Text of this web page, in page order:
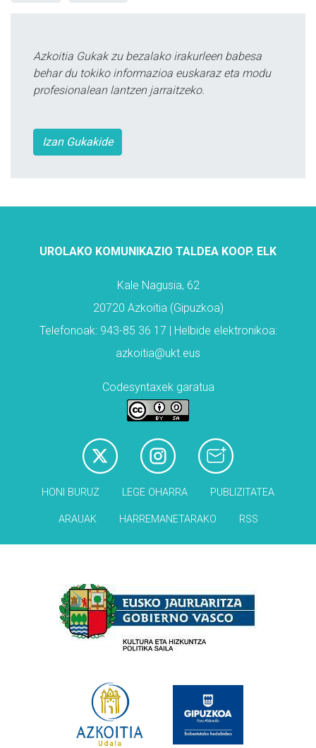
Azkoitia Gukak zu bezalako irakurleen babesa
behar du tokiko informazioa euskaraz eta modu
profesionalean lantzen jarraitzeko.
Izan Gukakide
UROLAKO KOMUNIKAZIO TALDEA KOOP. ELK
Kale Nagusia, 62
20720 Azkoitia (Gipuzkoa)
Telefonoak: 943-85 36 17 | Helbide elektronikoa:
azkoitia@ukt.eus
Codesyntaxek garatua
HONI BURUZ LEGE OHARRA PUBLIZITATEA
ARAUAK HARREMANETARAKO RSS